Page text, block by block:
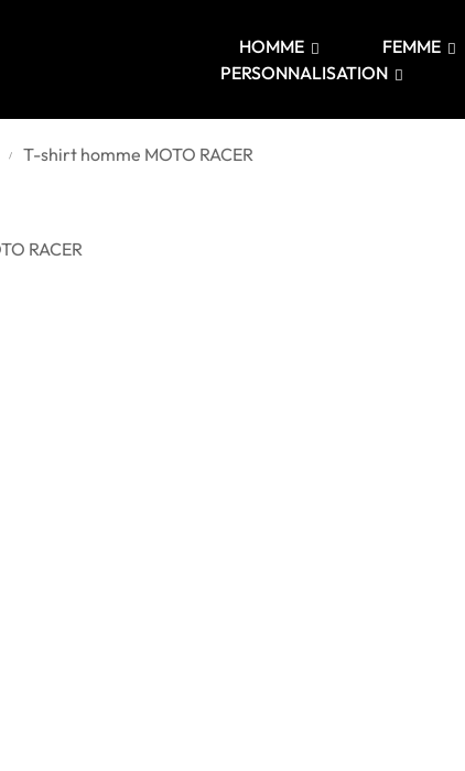
HOMME FEMME
PERSONNALISATION
T-shirt homme MOTO RACER